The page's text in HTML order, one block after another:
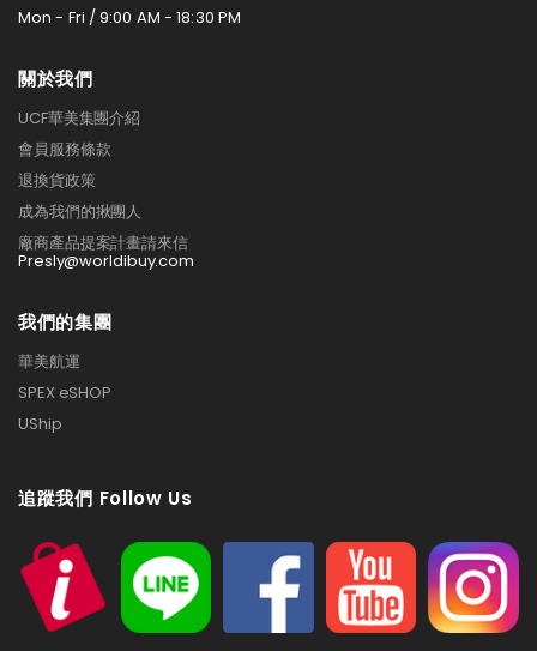
Mon - Fri / 9:00 AM - 18:30 PM
關於我們
UCF華美集團介紹
會員服務條款
退換貨政策
成為我們的揪團人
廠商產品提案計畫請來信
Presly@worldibuy.com
我們的集團
華美航運
SPEX eSHOP
UShip
追蹤我們 Follow Us